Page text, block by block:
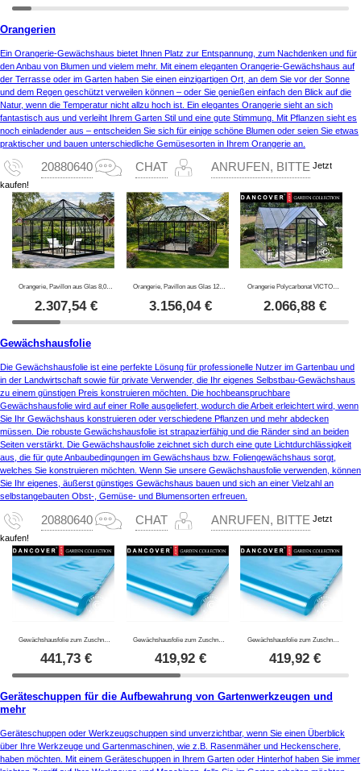
Orangerien
Ein Orangerie-Gewächshaus bietet Ihnen Platz zur Entspannung, zum Nachdenken und für
den Anbau von Blumen und vielem mehr. Mit einem eleganten Orangerie-Gewächshaus auf
der Terrasse oder im Garten haben Sie einen einzigartigen Ort, an dem Sie vor der Sonne
und dem Regen geschützt verweilen können – oder Sie genießen einfach den Blick auf die
Natur, wenn die Temperatur nicht allzu hoch ist. Ein elegantes Orangerie sieht an sich
fantastisch aus und verleiht Ihrem Garten Stil und eine gute Stimmung. Mit Pflanzen sieht es
noch einladender aus – entscheiden Sie sich für einige schöne Blumen oder seien Sie etwas
praktischer und bauen unterschiedliche Gemüsesorten in Ihrem Orangerie an.
20880640 CHAT ANRUFEN, BITTE Jetzt
kaufen!
Orangerie, Pavillon aus Glas 8,06m², 2,82x2,86x2,8m mit Sockel, Schwarz
2.307,54€
Orangerie, Pavillon aus Glas 12m², 4,2x2,86x2,84m mit Sockel, Schwarz
3.156,04€
Orangerie Polycarbonat VICTORY, 10,41m², Palram/Canopia, 3,66x3,05x2,69m, Grau
2.066,88€
Gewächshausfolie
Die Gewächshausfolie ist eine perfekte Lösung für professionelle Nutzer im Gartenbau und
in der Landwirtschaft sowie für private Verwender, die Ihr eigenes Selbstbau-Gewächshaus
zu einem günstigen Preis konstruieren möchten. Die hochbeanspruchbare
Gewächshausfolie wird auf einer Rolle ausgeliefert, wodurch die Arbeit erleichtert wird, wenn
Sie Ihr Gewächshaus konstruieren oder verschiedene Pflanzen und mehr abdecken
müssen. Die robuste Gewächshausfolie ist strapazierfähig und die Ränder sind an beiden
Seiten verstärkt. Die Gewächshausfolie zeichnet sich durch eine gute Lichtdurchlässigkeit
aus, die für gute Anbaubedingungen im Gewächshaus bzw. Foliengewächshaus sorgt,
welches Sie konstruieren möchten. Wenn Sie unsere Gewächshausfolie verwenden, können
Sie Ihr eigenes, äußerst günstiges Gewächshaus bauen und sich an einer Vielzahl an
selbstangebauten Obst-, Gemüse- und Blumensorten erfreuen.
20880640 CHAT ANRUFEN, BITTE Jetzt
kaufen!
Gewächshausfolie zum Zuschneiden 100Mic, 6x120m, 1 Rolle, durchsichtig
441,73 €
Gewächshausfolie zum Zuschneiden 120Mic, 6x100m, 1 Rolle, durchsichtig
419,92€
Gewächshausfolie zum Zuschneiden 150Mic, 6x80m, 1 Rolle, durchsichtig
419,92€
Geräteschuppen für die Aufbewahrung von Gartenwerkzeugen und
mehr
Geräteschuppen oder Werkzeugschuppen sind unverzichtbar, wenn Sie einen Überblick
über Ihre Werkzeuge und Gartenmaschinen, wie z.B. Rasenmäher und Heckenschere,
haben möchten. Mit einem Geräteschuppen in Ihrem Garten oder Hinterhof haben Sie immer